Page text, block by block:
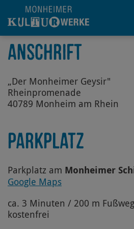
Hauptregion der Seite
ANSCHRIFT
„Der Monheimer Geysir"
Rheinpromenade
40789 Monheim am Rhein
PARKPLATZ
Parkplatz am Monheimer
Google Maps
ca. 3 Minuten / 200 m Fußweg
kostenfrei